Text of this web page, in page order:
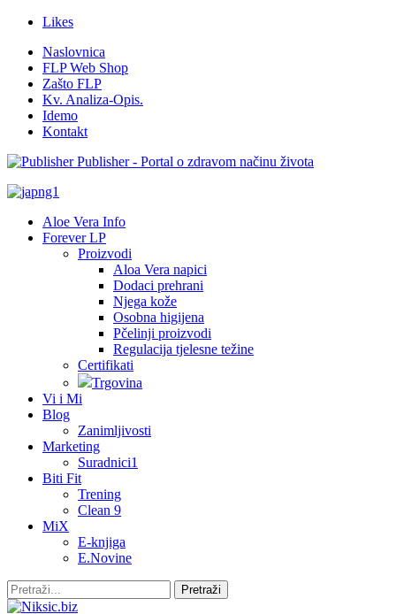
Likes
Naslovnica
FLP Web Shop
Zašto FLP
Kv. Analiza-Opis.
Idemo
Kontakt
Publisher - Portal o zdravom načinu života
Aloe Vera Info
Forever LP
Proizvodi
Aloa Vera napici
Dodaci prehrani
Njega kože
Osobna higijena
Pčelinji proizvodi
Regulacija tjelesne težine
Certifikati
Trgovina
Vi i Mi
Blog
Zanimljivosti
Marketing
Suradnici1
Biti Fit
Trening
Clean 9
MiX
E-knjiga
E.Novine